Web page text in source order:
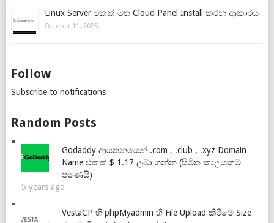
Linux Server එකක් මත Cloud Panel Install කරන ආකාරය
October 11, 2025
Follow
Subscribe to notifications
Random Posts
Godaddy ආයතනයෙන් .com , .club , .xyz Domain
Name එකක් $ 1.17 ලබා ගන්න (සීමිත කාලයකට
පමණයි)
5 years ago
VestaCP හි phpMyadmin හි File Upload කිරීමේ Size